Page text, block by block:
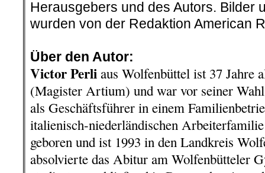
Herausgebers und des Autors. Bilder
wurden von der Redaktion American
Über den Autor:
Victor Perli aus Wolfenbüttel ist 37 Jahre
(Magister Artium) und war vor seiner
als Geschäftsführer in einem
italienisch-niederländischen
geboren und ist 1993 in den Landkreis
absolvierte das Abitur am Wolfenbütteler